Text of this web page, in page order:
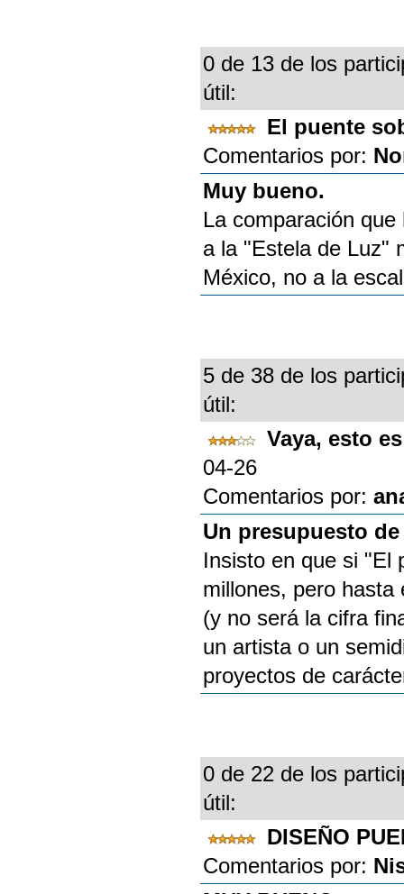
0 de 13 de los
útil:
El puente
Comentarios por:
Muy bueno.
La comparación
a la "Estela de Luz"
México, no a la
5 de 38 de los
útil:
Vaya, esto
04-26
Comentarios por:
Un presupuesto
Insisto en que si "El
millones, pero hasta
(y no será la cifra
un artista o un
proyectos de
0 de 22 de los
útil:
DISEÑO
Comentarios por: